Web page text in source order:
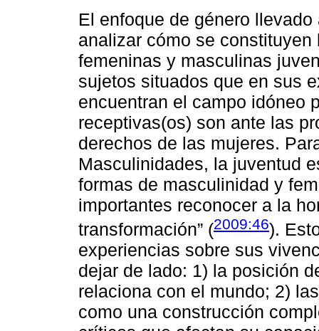
El enfoque de género
analizar cómo se
femeninas y masculinas
sujetos situados que en sus
encuentran el campo idóneo
receptivas(os) son ante las
derechos de las mujeres.
Masculinidades, la juventud
formas de masculinidad y
importantes reconocer a la
transformación” (2009:46).
experiencias sobre sus
dejar de lado: 1) la posición
relaciona con el mundo; 2)
como una construcción